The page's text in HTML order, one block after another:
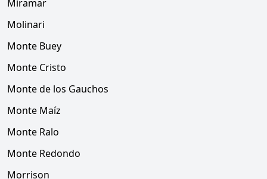
Miramar
Molinari
Monte Buey
Monte Cristo
Monte de los Gauchos
Monte Maíz
Monte Ralo
Monte Redondo
Morrison